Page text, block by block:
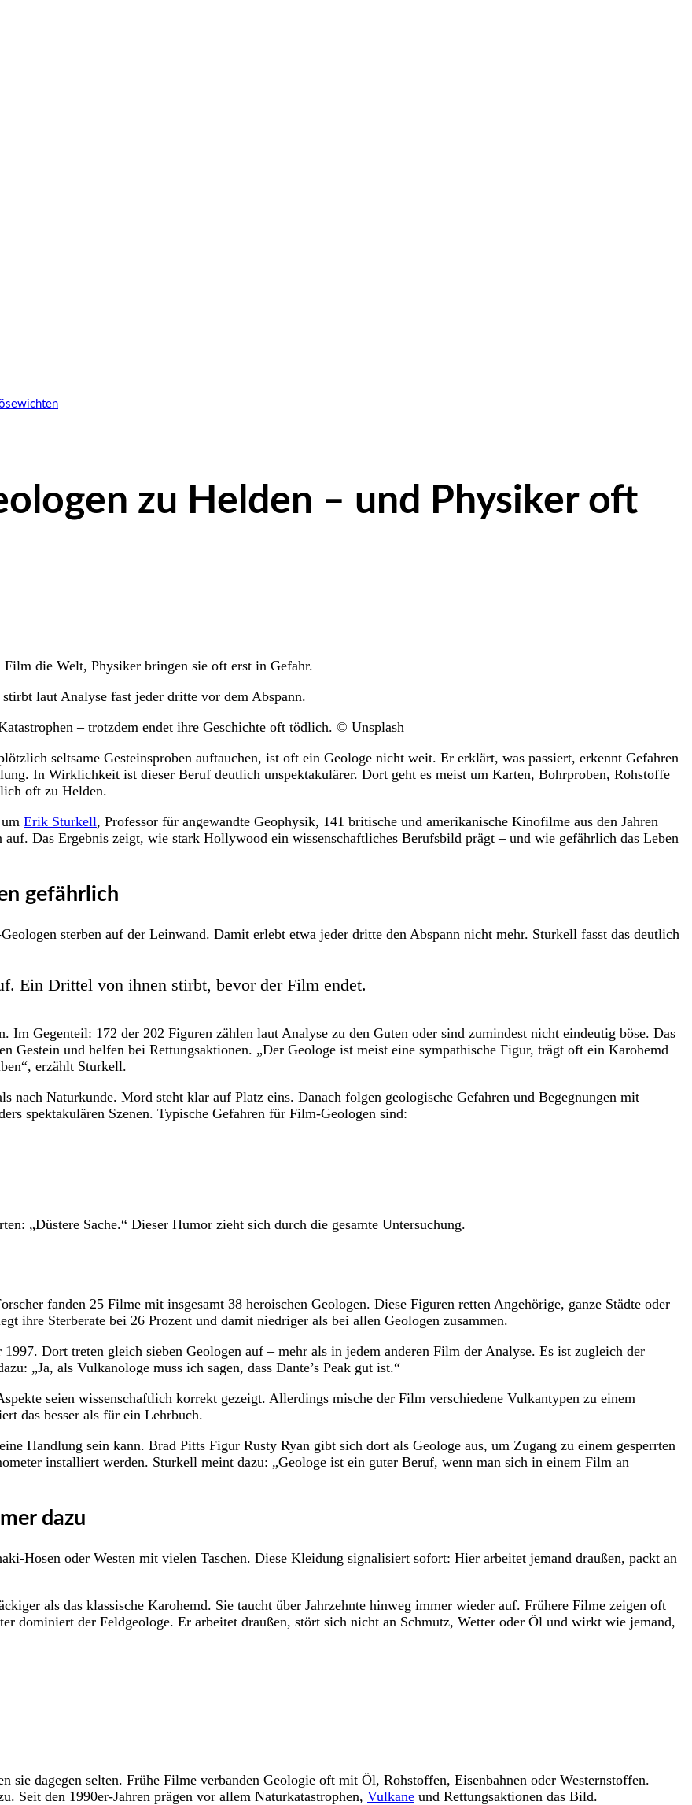
zu Helden – und Physiker oft
die Welt, Physiker bringen sie oft erst in Gefahr.
– trotzdem endet ihre Geschichte oft tödlich. © Unsplash
seltsame Gesteinsproben auftauchen, ist oft ein Geologe nicht weit. Er erklärt, was passiert, erkennt Gefahren
In Wirklichkeit ist dieser Beruf deutlich unspektakulärer. Dort geht es meist um Karten, Bohrproben, Rohstoffe
oft zu Helden.
Erik Sturkell, Professor für angewandte Geophysik, 141 britische und amerikanische Kinofilme aus den Jahren
Das Ergebnis zeigt, wie stark Hollywood ein wissenschaftliches Berufsbild prägt – und wie gefährlich das Leben
gefährlich
sterben auf der Leinwand. Damit erlebt etwa jeder dritte den Abspann nicht mehr. Sturkell fasst das deutlich
Ein Drittel von ihnen stirbt, bevor der Film endet.
Im Gegenteil: 172 der 202 Figuren zählen laut Analyse zu den Guten oder sind zumindest nicht eindeutig böse. Das
Gestein und helfen bei Rettungsaktionen. „Der Geologe ist meist eine sympathische Figur, trägt oft ein Karohemd
erzählt Sturkell.
nach Naturkunde. Mord steht klar auf Platz eins. Danach folgen geologische Gefahren und Begegnungen mit
spektakulären Szenen. Typische Gefahren für Film-Geologen sind:
„Düstere Sache.“ Dieser Humor zieht sich durch die gesamte Untersuchung.
fanden 25 Filme mit insgesamt 38 heroischen Geologen. Diese Figuren retten Angehörige, ganze Städte oder
ihre Sterberate bei 26 Prozent und damit niedriger als bei allen Geologen zusammen.
1997. Dort treten gleich sieben Geologen auf – mehr als in jedem anderen Film der Analyse. Es ist zugleich der
„Ja, als Vulkanologe muss ich sagen, dass Dante’s Peak gut ist.“
seien wissenschaftlich korrekt gezeigt. Allerdings mische der Film verschiedene Vulkantypen zu einem
das besser als für ein Lehrbuch.
Handlung sein kann. Brad Pitts Figur Rusty Ryan gibt sich dort als Geologe aus, um Zugang zu einem gesperrten
installiert werden. Sturkell meint dazu: „Geologe ist ein guter Beruf, wenn man sich in einem Film an
dazu
Hosen oder Westen mit vielen Taschen. Diese Kleidung signalisiert sofort: Hier arbeitet jemand draußen, packt an
als das klassische Karohemd. Sie taucht über Jahrzehnte hinweg immer wieder auf. Frühere Filme zeigen oft
dominiert der Feldgeologe. Er arbeitet draußen, stört sich nicht an Schmutz, Wetter oder Öl und wirkt wie jemand,
dagegen selten. Frühe Filme verbanden Geologie oft mit Öl, Rohstoffen, Eisenbahnen oder Westernstoffen.
Seit den 1990er-Jahren prägen vor allem Naturkatastrophen, Vulkane und Rettungsaktionen das Bild.